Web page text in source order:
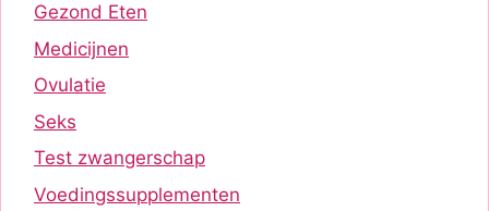
Gezond Eten
Medicijnen
Ovulatie
Seks
Test zwangerschap
Voedingssupplementen